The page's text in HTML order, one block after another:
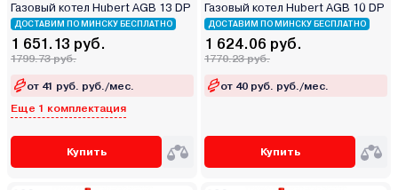
Газовый котел Hubert AGB 13 DP
ДОСТАВИМ ПО МИНСКУ БЕСПЛАТНО
1 651.13 руб.
1799.73 руб.
от 41 руб. руб./мес.
Еще 1 комплектация
Купить
Газовый котел Hubert AGB 10 DP
ДОСТАВИМ ПО МИНСКУ БЕСПЛАТНО
1 624.06 руб.
1770.23 руб.
от 40 руб. руб./мес.
Купить